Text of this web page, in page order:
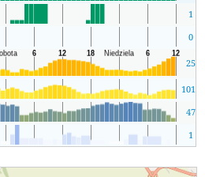
1
0
25
1017
47
1